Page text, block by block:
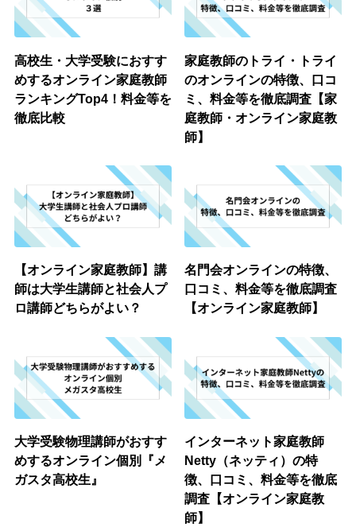
高校生・大学受験におすす
めするオンライン家庭教師
ランキングTop4！料金等を
徹底比較
家庭教師のトライ・トライ
のオンラインの特徴、口コ
ミ、料金等を徹底調査【家
庭教師・オンライン家庭教
師】
【オンライン家庭教師】講
師は大学生講師と社会人プ
ロ講師どちらがよい？
名門会オンラインの特徴、
口コミ、料金等を徹底調査
【オンライン家庭教師】
大学受験物理講師がおすす
めするオンライン個別『メ
ガスタ高校生』
インターネット家庭教師
Netty（ネッティ）の特
徴、口コミ、料金等を徹底
調査【オンライン家庭教
師】